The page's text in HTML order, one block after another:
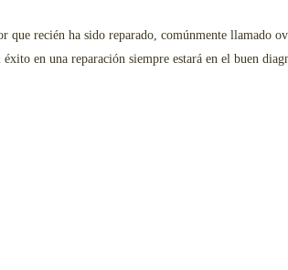
recién ha sido reparado, comúnmente llamado
en una reparación siempre estará en el buen